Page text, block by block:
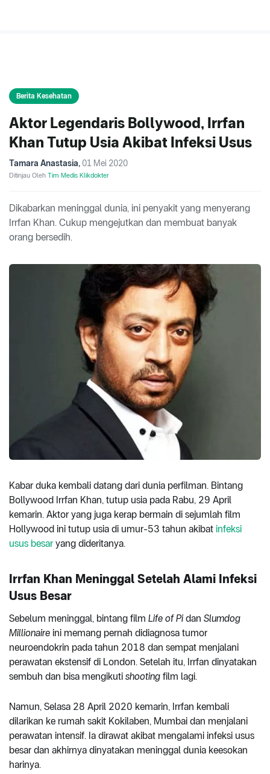
Berita Kesehatan
Aktor Legendaris Bollywood, Irrfan
Khan Tutup Usia Akibat Infeksi Usus
Tamara Anastasia, 01 Mei 2020
Ditinjau Oleh Tim Medis Klikdokter
Dikabarkan meninggal dunia, ini penyakit yang menyerang
Irrfan Khan. Cukup mengejutkan dan membuat banyak
orang bersedih.
Kabar duka kembali datang dari dunia perfilman. Bintang
Bollywood Irrfan Khan, tutup usia pada Rabu, 29 April
kemarin. Aktor yang juga kerap bermain di sejumlah film
Hollywood ini tutup usia di umur-53 tahun akibat infeksi
usus besar yang dideritanya.
Irrfan Khan Meninggal Setelah Alami Infeksi
Usus Besar
Sebelum meninggal, bintang film Life of Pi dan Slumdog
Millionaire ini memang pernah didiagnosa tumor
neuroendokrin pada tahun 2018 dan sempat menjalani
perawatan ekstensif di London. Setelah itu, Irrfan dinyatakan
sembuh dan bisa mengikuti shooting film lagi.
Namun, Selasa 28 April 2020 kemarin, Irrfan kembali
dilarikan ke rumah sakit Kokilaben, Mumbai dan menjalani
perawatan intensif. Ia dirawat akibat mengalami infeksi usus
besar dan akhirnya dinyatakan meninggal dunia keesokan
harinya.